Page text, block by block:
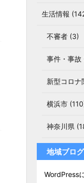
生活情報
不審者 (3)
事件・事故
新型コロ
横浜市
神奈川県
地域ブロ
WordPress